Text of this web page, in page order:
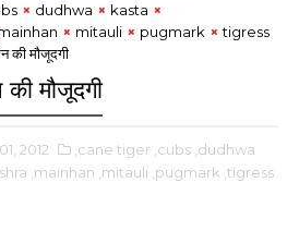
dudhwa
kasta
mitauli pugmark
tigress
की मौजूदगी
मौजूदगी
2012 ,cane tiger ,cubs ,dudhwa
,mainhan ,mitauli ,pugmark ,tigress